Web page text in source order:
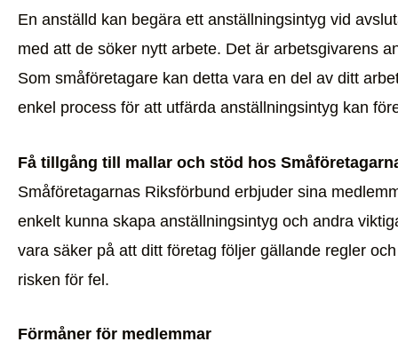
En anställd kan begära ett anställningsintyg vid
med att de söker nytt arbete. Det är arbetsgivarens
Som småföretagare kan detta vara en del av ditt
enkel process för att utfärda anställningsintyg kan
Få tillgång till mallar och stöd hos
Småföretagarnas Riksförbund erbjuder sina
enkelt kunna skapa anställningsintyg och andra
vara säker på att ditt företag följer gällande regler
risken för fel.
Förmåner för medlemmar